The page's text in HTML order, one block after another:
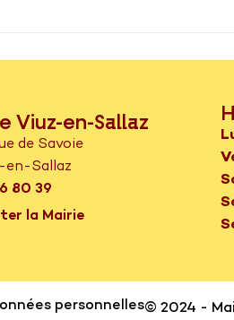
Viuz-en-Sallaz
de Savoie
en-Sallaz
80 39
la Mairie
personnelles© 2024 -